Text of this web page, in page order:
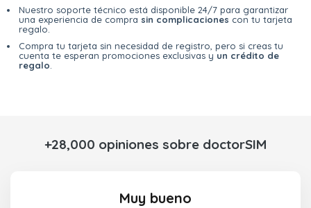
Nuestro soporte técnico está disponible 24/7 para garantizar
una experiencia de compra sin complicaciones con tu tarjeta
regalo.
Compra tu tarjeta sin necesidad de registro, pero si creas tu
cuenta te esperan promociones exclusivas y un crédito de
regalo
+28,000 opiniones sobre doctorSIM
Muy bueno